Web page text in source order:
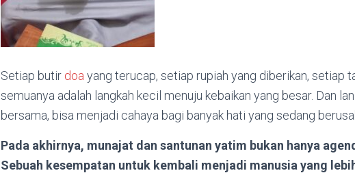
Setiap butir doa yang terucap, setiap rupiah yang diberikan, setiap
semuanya adalah langkah kecil menuju kebaikan yang besar. Dan
bersama, bisa menjadi cahaya bagi banyak hati yang sedang
Pada akhirnya, munajat dan santunan yatim bukan hanya
Sebuah kesempatan untuk kembali menjadi manusia yang